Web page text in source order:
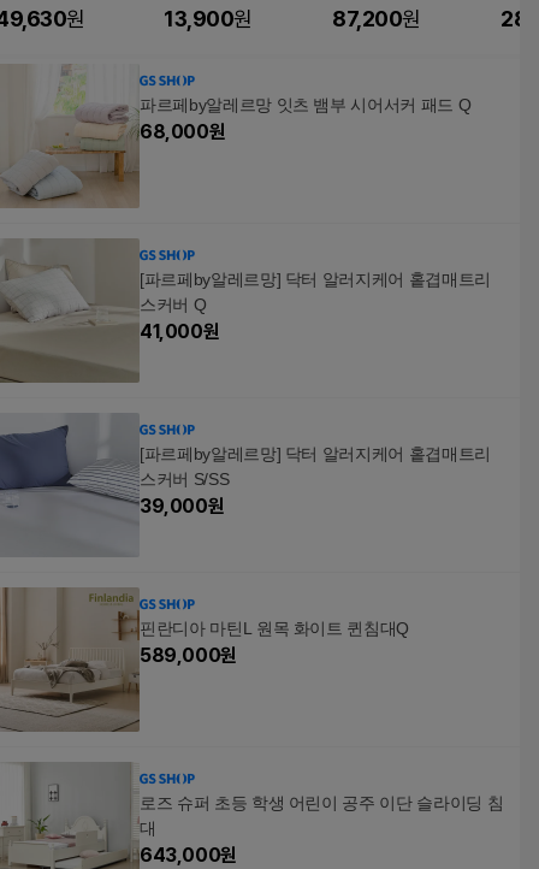
원 13,900원
워싱 침대스커트
87,200원
파르페by알레르망 잇츠 뱀부 시어서커 패드 Q
68,000원
[파르페by알레르망] 닥터 알러지케어 홑겹매트리
스커버 Q
41,000원
[파르페by알레르망] 닥터 알러지케어 홑겹매트리
스커버 S/SS
39,000원
핀란디아 마틴L 원목 화이트 퀸침대Q
589,000원
로즈 슈퍼 초등 학생 어린이 공주 이단 슬라이딩 침
대
643,000원